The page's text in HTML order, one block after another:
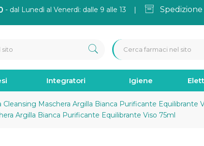
- dal Lunedì al Venerdì: dalle 9 alle 13 |
Integratori Igiene
Maschera Argilla Bianca Purificante Equilibrante
Argilla Bianca Purificante Equilibrante Viso 75ml